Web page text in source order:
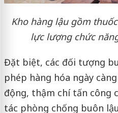
Kho hàng lậu gồm
lực lượng chức
Đặt biệt, các đối tượng
phép hàng hóa ngày
động, thậm chí tấn công
tác phòng chống buôn